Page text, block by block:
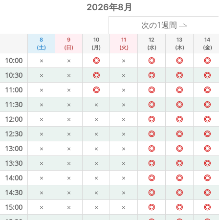
2026年8月
次の1週間
8
(土)
9
(日)
10
(月)
11
(火)
12
(水)
13
(木)
14
(金)
10:00 × × ◎ × ◎ ◎
◎
10:30
× × ◎ × ◎ ◎
◎
11:00
× × ◎ × ◎ ◎
◎
11:30
× × × × ◎ ◎
◎
12:00
× × × × ◎ ◎
◎
12:30
× × × × ◎ ◎
◎
13:00
× × × × ◎ ◎
◎
13:30
× × × × ◎ ◎
◎
14:00
× × × × ◎ ◎
◎
14:30
× × × × ◎ ◎
◎
15:00
× × × × ◎ ◎
◎